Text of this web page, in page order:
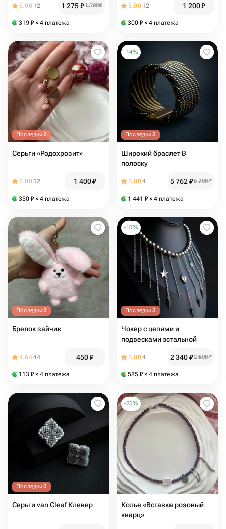
5.00 12 1 275₽1 500₽
319 ₽ × 4 платежа
5.00 12 1 200₽
300 ₽ × 4 платежа
Последний
Серьги «Родохрозит»
5.00 12 1 400₽
350 ₽ × 4 платежа
-14%
Последний
Широкий браслет В
полоску
5.004 5 762₽6 700₽
1 441 ₽ × 4 платежа
Последний
Брелок зайчик
4.6444 450₽
113 ₽ × 4 платежа
-10%
Последний
Чокер с цепями и
подвесками эстальной
5.004 2 340₽2 600₽
585 ₽ × 4 платежа
Последний
Серьги van Cleaf Клевер
-25%
Колье «Вставка розовый
кварц»